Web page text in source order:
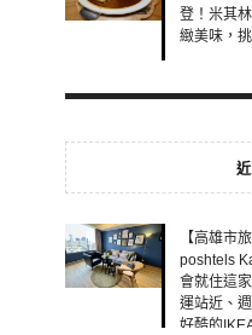
登！米其
緻美味，
【高雄市
poshtels
會就住這
運站近、
好酷的